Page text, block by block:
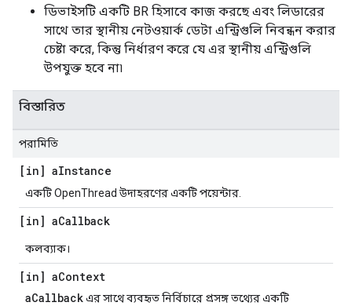
ডিভাইসটি একটি BR হিসাবে কাজ করছে এবং লিডারের
সাথে তার স্থানীয় নেটওয়ার্ক ডেটা এন্ট্রিগুলি নিবন্ধন করার
চেষ্টা করে, কিন্তু নির্ধারণ করে যে এর স্থানীয় এন্ট্রিগুলি
উপযুক্ত হবে না৷
বিস্তারিত
পরামিতি
[in] aInstance
একটি OpenThread উদাহরণের একটি পয়েন্টার.
[in] aCallback
কলব্যাক।
[in] aContext
aCallbackএর সাথে ব্যবহৃত নির্বিচারে প্রসঙ্গ তথ্যের একটি